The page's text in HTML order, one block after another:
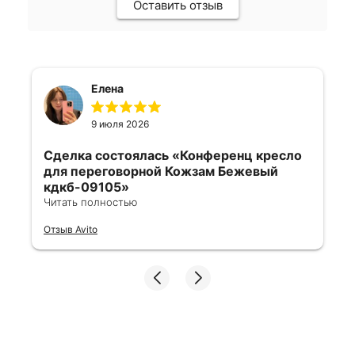
Оставить отзыв
Елена
9 июля 2026
Сделка состоялась «Конференц кресло
для переговорной Кожзам Бежевый
кдкб-09105»
ответы очень быстрые, всегда на связи.
Все подробно сфотографировали перед
складах их переместили на один. Так же
Читать полностью
Отзыв Avito